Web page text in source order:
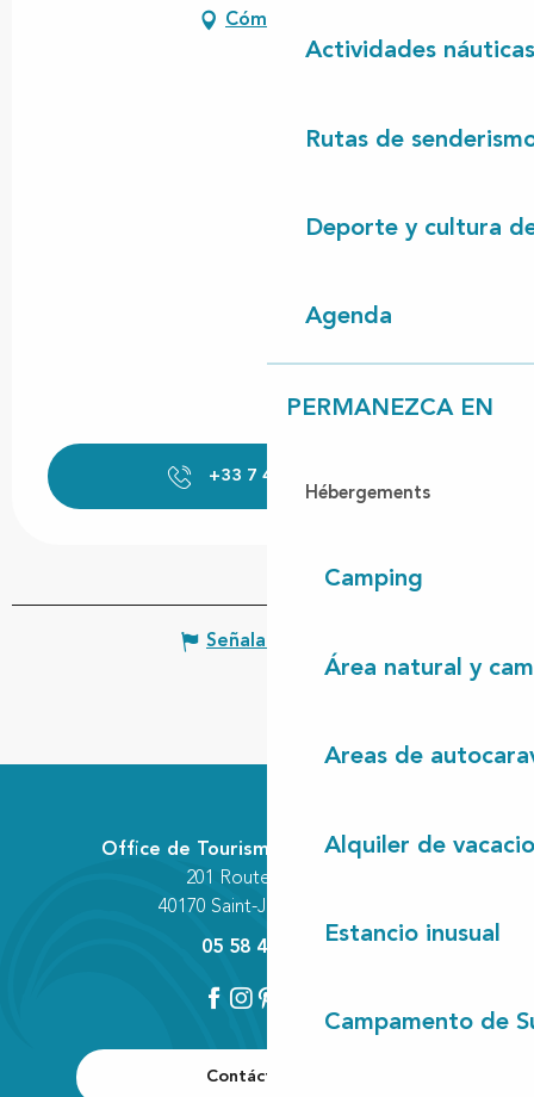
Actividades náuticas
Rutas de
Deporte y cultura
Agenda
PERMANEZCA EN
Hébergements
Camping
Área natural y
Areas de
Alquiler de
Estancio inusual
Campamento de
Cómo llegar
+33 7 43 40 22
Señalar un error
Contáctenos
Office de Tourisme Communautaire
201 Route des Lacs
40170 Saint-Julien-en-Born
05 58 42 89 80